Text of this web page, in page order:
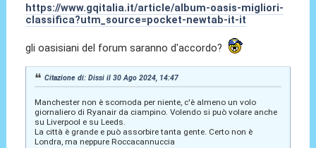
https://www.gqitalia.it/article/album-oasis-migliori-
classifica?utm_source=pocket-newtab-it-it
gli oasisiani del forum saranno d'accordo?
Citazione di: Dissi il 30 Ago 2024, 14:47
Manchester non è scomoda per niente, c'è almeno un volo
giornaliero di Ryanair da ciampino. Volendo si può volare anche
su Liverpool e su Leeds.
La città è grande e può assorbire tanta gente. Certo non è
Londra, ma neppure Roccacannuccia